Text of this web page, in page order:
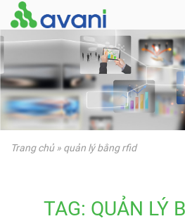
Trang chủ» quản lý bằng rfid
TAG: QUẢN LÝ